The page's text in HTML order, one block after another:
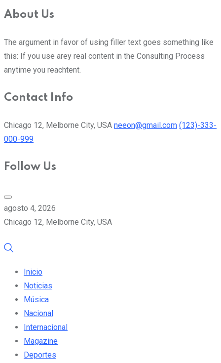
About Us
The argument in favor of using filler text goes something like
this: If you use arey real content in the Consulting Process
anytime you reachtent.
Contact Info
Chicago 12, Melborne City, USA neeon@gmail.com (123)-333-
000-999
Follow Us
agosto 4, 2026
Chicago 12, Melborne City, USA
Inicio
Noticias
Música
Nacional
Internacional
Magazine
Deportes